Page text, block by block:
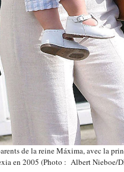
de la reine Máxima, avec la
en 2005 (Photo : Albert Nieboe/